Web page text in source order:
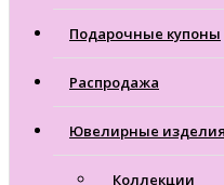
Подарочные купоны
Распродажа
Ювелирные изделия
Коллекции